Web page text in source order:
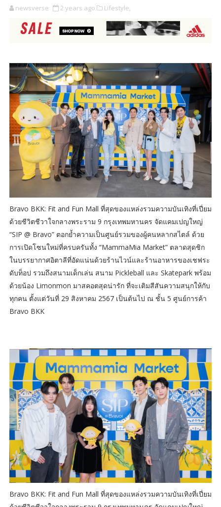
newsverse 2 years ago Lifestyle,
Bravo BKK: Fit and Fun Mall ที่สุดของแหล่งรวมความบันเทิงที่เปี่ยม
ด้วยชีวิตชีวาใจกลางพระราม 9 กรุงเทพมหานคร จัดแคมเปญใหญ่
“SIP @ Bravo” ตอกย้ำความเป็นศูนย์รวมของผู้คนหลากสไตล์ ด้วย
การเปิดโซนใหม่ที่ครบครันทั้ง “MammaMia Market” ตลาดสุดชิก
ในบรรยากาศอิตาลีที่อัดแน่นด้วยร้านไวน์และร้านอาหารของเชฟระ
ดับท็อป รวมถึงสนามเด็กเล่น สนาม Pickleball และ Skatepark พร้อม
ด้วยน้อง Limonmon มาสคอตสุดน่ารัก ที่จะเติมสีสันความสนุกให้กับ
ทุกคน ตั้งแต่วันที่ 29 สิงหาคม 2567 เป็นต้นไป ณ ชั้น 5 ศูนย์การค้า
Bravo BKK
Bravo BKK: Fit and Fun Mall ที่สุดของแหล่งรวมความบันเทิงที่เปี่ยม